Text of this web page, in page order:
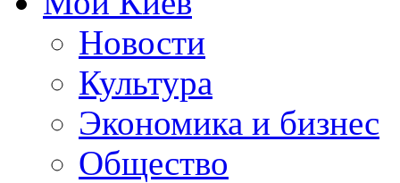
Новости
Культура
Экономика и бизнес
Общество